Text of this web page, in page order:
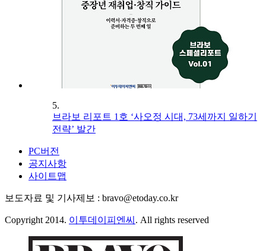
5.
브라보 리포트 1호 ‘사오정 시대, 73세까지 일하기
전략’ 발간
PC버전
공지사항
사이트맵
보도자료 및 기사제보 : bravo@etoday.co.kr
Copyright 2014. 이투데이피엔씨 . All rights reserved